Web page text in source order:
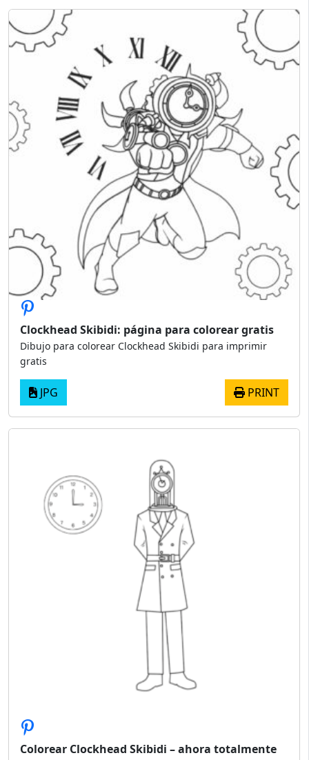
Clockhead Skibidi: página para colorear gratis
Dibujo para colorear Clockhead Skibidi para imprimir
gratis
JPG PRINT
Colorear Clockhead Skibidi – ahora totalmente